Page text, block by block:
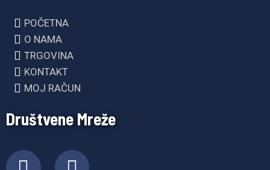
POČETNA
O NAMA
TRGOVINA
KONTAKT
MOJ RAČUN
Društvene Mreže
F
I